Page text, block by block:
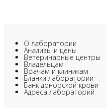
О лаборатории
Анализы и цены
Ветеринарные центры
Владельцам
Врачам и клиникам
Бланки лаборатории
Банк донорской крови
Адреса лабораторий